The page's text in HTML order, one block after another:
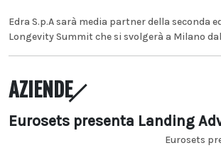
Edra S.p.A sarà media partner della seconda
Longevity Summit che si svolgerà a Milano dal
AZIENDE
Eurosets presenta Landing
Eurosets